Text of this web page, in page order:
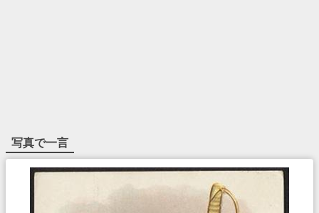
写真で一言